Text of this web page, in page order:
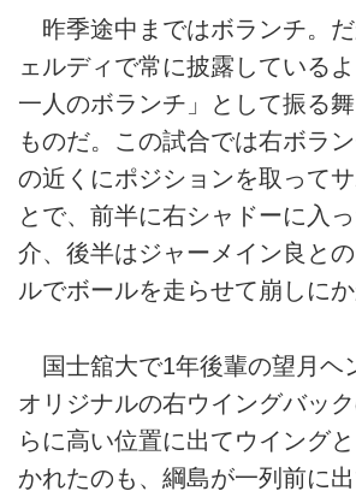
昨季途中まではボランチ。
ェルディで常に披露している
一人のボランチ」として振る
ものだ。この試合では右ボラ
の近くにポジションを取って
とで、前半に右シャドーに入
介、後半はジャーメイン良と
ルでボールを走らせて崩しにか
国士舘大で1年後輩の望月ヘ
オリジナルの右ウイングバッ
らに高い位置に出てウイング
かれたのも、綱島が一列前に